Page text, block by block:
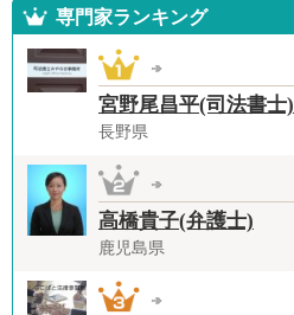
専門家ランキング
宮野尾昌平(司法書士)
長野県
高橋貴子(弁護士)
鹿児島県